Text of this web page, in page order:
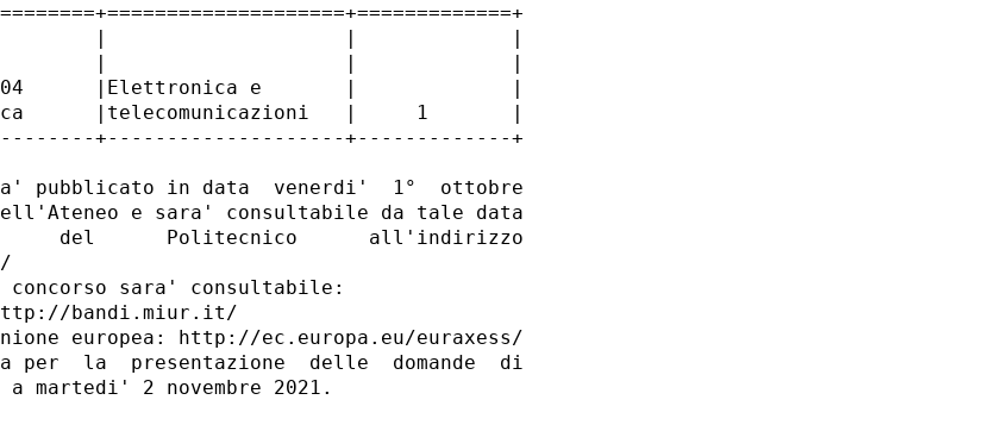
|                    |             |
|                    |             |
04      |Elettronica e       |             |
|telecomunicazioni   |     1       |
+--------------------+-------------+
pubblicato in data  venerdi'  1°  ottobre
e sara' consultabile da tale data
del      Politecnico      all'indirizzo
concorso sara' consultabile:
bandi.miur.it/
europea: http://ec.europa.eu/euraxess/
per  la  presentazione  delle  domande  di
martedi' 2 novembre 2021.